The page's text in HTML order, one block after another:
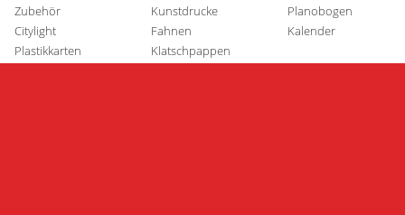
Zubehör
Kunstdrucke
Planobogen
Citylight
Fahnen
Kalender
Plastikkarten
Klatschpappen